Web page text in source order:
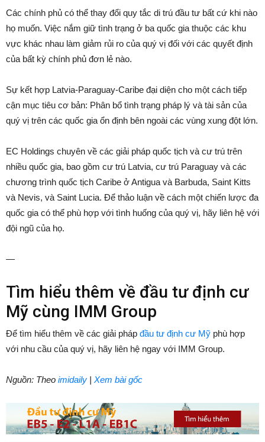
Các chính phủ có thể thay đổi quy tắc di trú đầu tư bất cứ khi nào
họ muốn. Việc nắm giữ tình trạng ở ba quốc gia thuộc các khu
vực khác nhau làm giảm rủi ro của quý vị đối với các quyết định
của bất kỳ chính phủ đơn lẻ nào.
Sự kết hợp Latvia-Paraguay-Caribe đại diện cho một cách tiếp
cận mục tiêu cơ bản: Phân bổ tình trạng pháp lý và tài sản của
quý vị trên các quốc gia ổn định bên ngoài các vùng xung đột lớn.
EC Holdings chuyên về các giải pháp quốc tịch và cư trú trên
nhiều quốc gia, bao gồm cư trú Latvia, cư trú Paraguay và các
chương trình quốc tịch Caribe ở Antigua và Barbuda, Saint Kitts
và Nevis, và Saint Lucia. Để thảo luận về cách một chiến lược đa
quốc gia có thể phù hợp với tình huống của quý vị, hãy liên hệ với
đội ngũ của họ.
—
Tìm hiểu thêm về đầu tư định cư
Mỹ cùng IMM Group
Để tìm hiểu thêm về các giải pháp đầu tư định cư Mỹ phù hợp
với nhu cầu của quý vị, hãy liên hệ ngay với IMM Group.
Nguồn: Theo imidaily | Xem bài gốc